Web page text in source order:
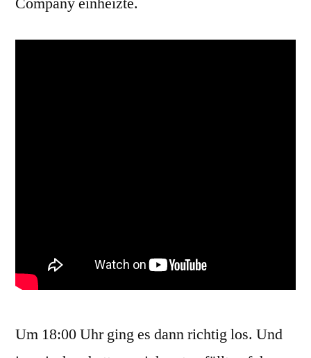
Um 18:00 Uhr ging es dann richtig los. Und